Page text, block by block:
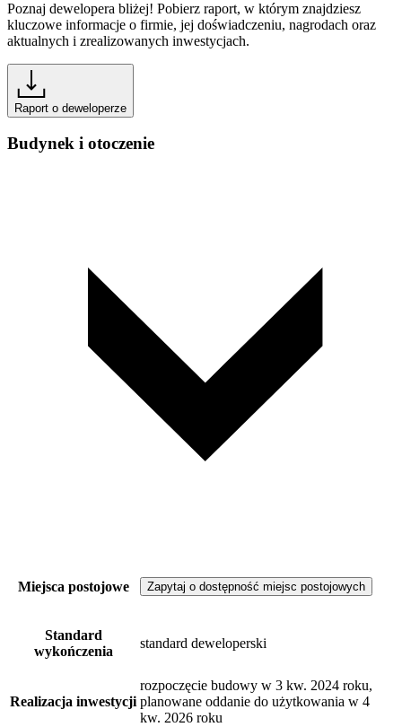
Poznaj dewelopera bliżej! Pobierz raport, w którym znajdziesz
kluczowe informacje o firmie, jej doświadczeniu, nagrodach oraz
aktualnych i zrealizowanych inwestycjach.
Raport o deweloperze
Budynek i otoczenie
Miejsca postojowe Zapytaj o dostępność miejsc postojowych
Standard
wykończenia
standard deweloperski
Realizacja inwestycji
rozpoczęcie budowy w 3 kw. 2024 roku,
planowane oddanie do użytkowania w 4
kw. 2026 roku